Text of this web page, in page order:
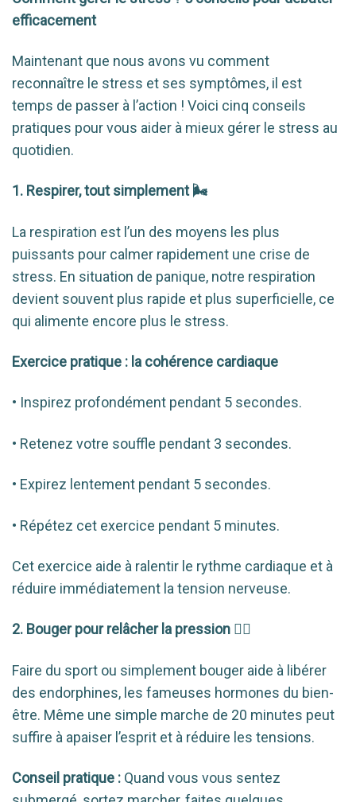
efficacement
Maintenant que nous avons vu comment
reconnaître le stress et ses symptômes, il est
temps de passer à l’action ! Voici cinq conseils
pratiques pour vous aider à mieux gérer le stress au
quotidien.
1. Respirer, tout simplement 🌬️
La respiration est l’un des moyens les plus
puissants pour calmer rapidement une crise de
stress. En situation de panique, notre respiration
devient souvent plus rapide et plus superficielle, ce
qui alimente encore plus le stress.
Exercice pratique : la cohérence cardiaque
• Inspirez profondément pendant 5 secondes.
• Retenez votre souffle pendant 3 secondes.
• Expirez lentement pendant 5 secondes.
• Répétez cet exercice pendant 5 minutes.
Cet exercice aide à ralentir le rythme cardiaque et à
réduire immédiatement la tension nerveuse.
2. Bouger pour relâcher la pression 🏃‍♀️
Faire du sport ou simplement bouger aide à libérer
des endorphines, les fameuses hormones du bien-
être. Même une simple marche de 20 minutes peut
suffire à apaiser l’esprit et à réduire les tensions.
Conseil pratique : Quand vous vous sentez